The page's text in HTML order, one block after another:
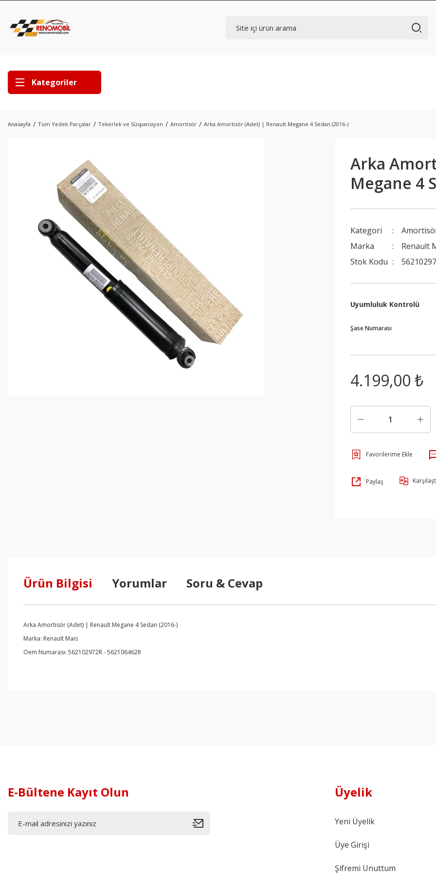
Kategoriler
Anasayfa Tüm Yedek Parçalar Tekerlek ve Süspansiyon Amortisör Arka Amortisör (Adet) | Renault Megane 4 Sedan (2016-)
Arka
Megane 4
Kategori
Marka
Renault
Stok Kodu
Uyumluluk Kontrolü
Şase Numarası
4.199,00 ₺
Paylaş
Ürün Bilgisi Yorumlar Soru & Cevap
Arka Amortisör (Adet) | Renault Megane 4 Sedan (2016-)
Marka: Renault Mais
Oem Numarası: 562102972R - 562106462R
E-Bültene Kayıt Olun Üyelik
Yeni Üyelik
Üye Girişi
Şifremi Unuttum